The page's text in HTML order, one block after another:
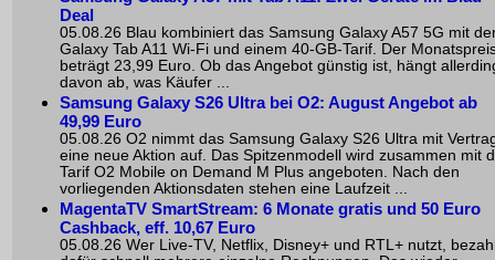
Deal
05.08.26 Blau kombiniert das Samsung Galaxy A57 5G mit
Galaxy Tab A11 Wi-Fi und einem 40-GB-Tarif. Der
beträgt 23,99 Euro. Ob das Angebot günstig ist, hängt
davon ab, was Käufer ...
Samsung Galaxy S26 Ultra bei O2: August Angebot ab
49,99 Euro
05.08.26 O2 nimmt das Samsung Galaxy S26 Ultra mit
eine neue Aktion auf. Das Spitzenmodell wird zusammen mit
Tarif O2 Mobile on Demand M Plus angeboten. Nach den
vorliegenden Aktionsdaten stehen eine Laufzeit ...
MagentaTV SmartStream: 6 Monate gratis und 50 Euro
Cashback, eff. 10,67 Euro
05.08.26 Wer Live-TV, Netflix, Disney+ und RTL+ nutzt,